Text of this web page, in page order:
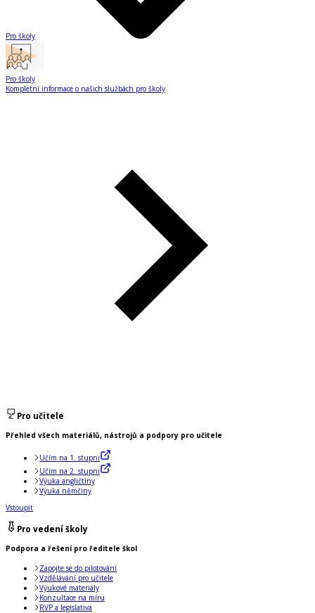
Pro školy
Pro školy
Kompletní informace o našich službách pro školy
Pro učitele
Přehled všech materiálů, nástrojů a podpory pro učitele
Učím na 1. stupni
Učím na 2. stupni
Výuka angličtiny
Výuka němčiny
Vstoupit
Pro vedení školy
Podpora a řešení pro ředitele škol
Zapojte se do pilotování
Vzdělávání pro učitele
Výukové materiály
Konzultace na míru
RVP a legislativa